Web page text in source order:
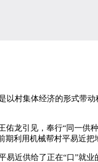
集体经济的形式带动
引见，奉行“同一供
利用机械帮村平易近
供给了正在“口”就业